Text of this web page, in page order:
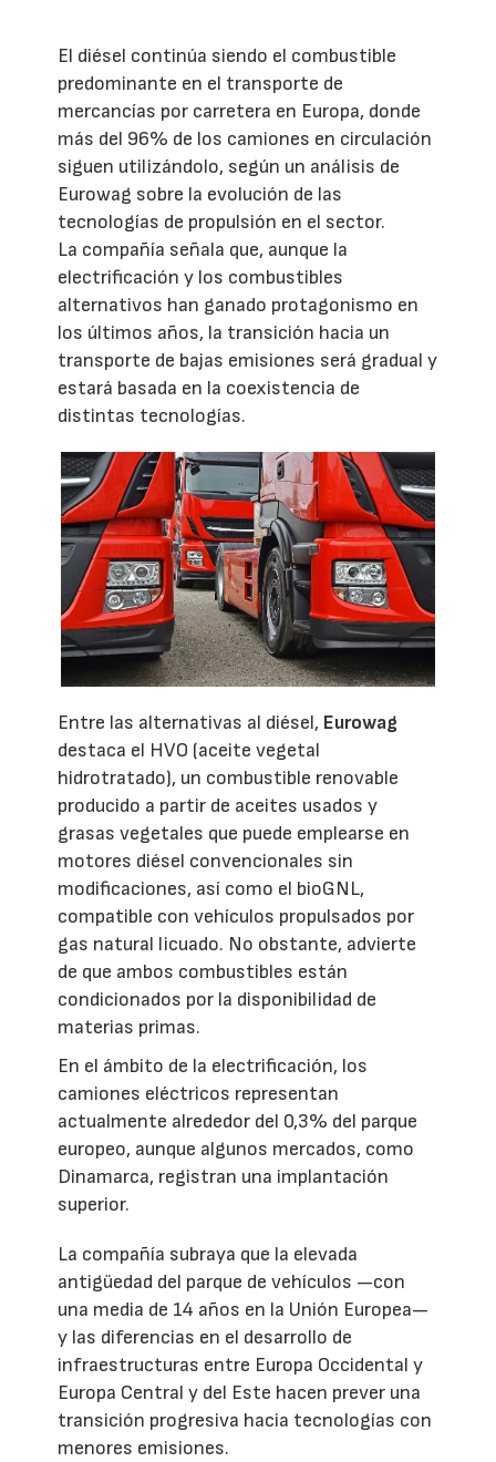
El diésel continúa siendo el combustible
predominante en el transporte de
mercancías por carretera en Europa, donde
más del 96% de los camiones en circulación
siguen utilizándolo, según un análisis de
Eurowag sobre la evolución de las
tecnologías de propulsión en el sector.
La compañía señala que, aunque la
electrificación y los combustibles
alternativos han ganado protagonismo en
los últimos años, la transición hacia un
transporte de bajas emisiones será gradual y
estará basada en la coexistencia de
distintas tecnologías.
Entre las alternativas al diésel, Eurowag
destaca el HVO (aceite vegetal
hidrotratado), un combustible renovable
producido a partir de aceites usados y
grasas vegetales que puede emplearse en
motores diésel convencionales sin
modificaciones, así como el bioGNL,
compatible con vehículos propulsados por
gas natural licuado. No obstante, advierte
de que ambos combustibles están
condicionados por la disponibilidad de
materias primas.
En el ámbito de la electrificación, los
camiones eléctricos representan
actualmente alrededor del 0,3% del parque
europeo, aunque algunos mercados, como
Dinamarca, registran una implantación
superior.
La compañía subraya que la elevada
antigüedad del parque de vehículos —con
una media de 14 años en la Unión Europea—
y las diferencias en el desarrollo de
infraestructuras entre Europa Occidental y
Europa Central y del Este hacen prever una
transición progresiva hacia tecnologías con
menores emisiones.